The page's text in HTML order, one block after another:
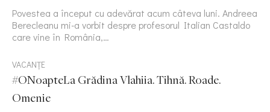
Povestea a început cu adevărat acum câteva luni. Andreea
Berecleanu mi-a vorbit despre profesorul Italian Castaldo
care vine în România,…
VACANȚE
#ONoapteLa Grădina Vlahiia. Tihnă. Roade.
Omenie